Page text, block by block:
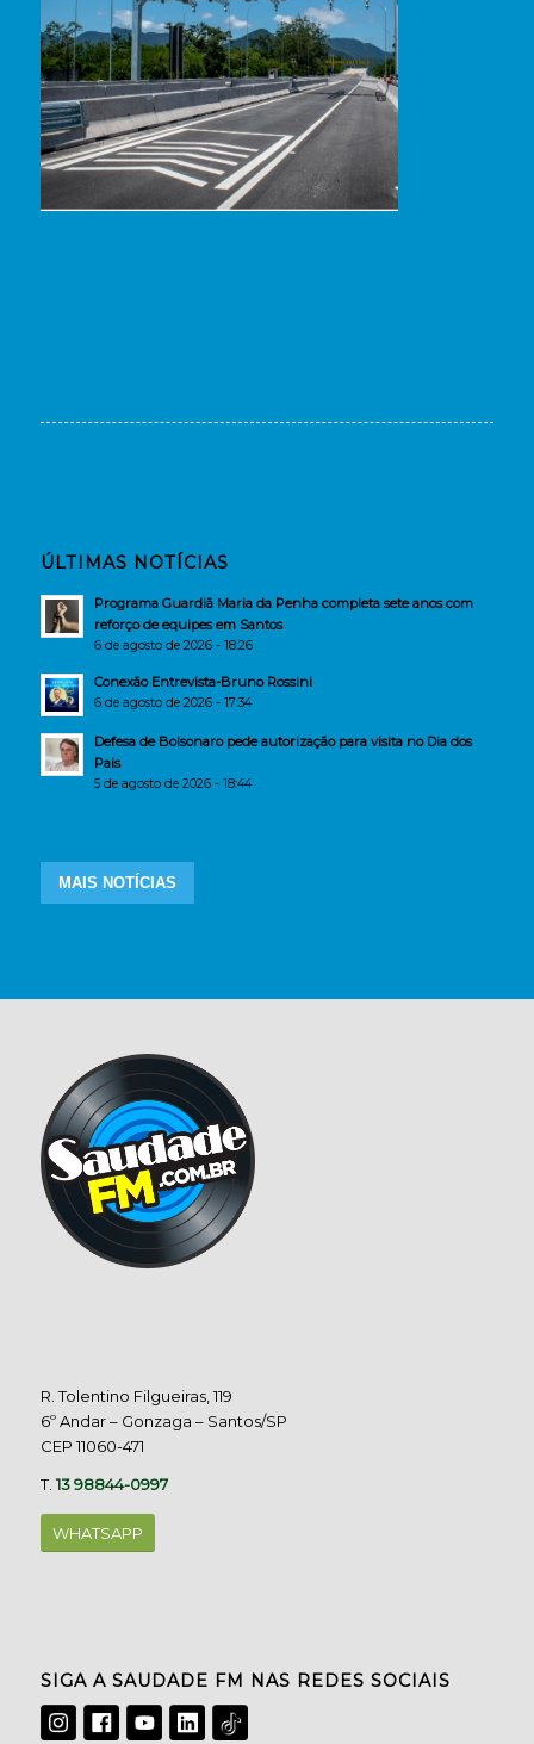
ÚLTIMAS NOTÍCIAS
Programa Guardiã Maria da Penha completa sete anos com
reforço de equipes em Santos
6 de agosto de 2026 - 18:26
Conexão Entrevista-Bruno Rossini
6 de agosto de 2026 - 17:34
Defesa de Bolsonaro pede autorização para visita no Dia dos
Pais
5 de agosto de 2026 - 18:44
MAIS NOTÍCIAS
R. Tolentino Filgueiras, 119
6º Andar – Gonzaga – Santos/SP
CEP 11060-471
T.13 98844-0997
WHATSAPP
SIGA A SAUDADE FM NAS REDES SOCIAIS